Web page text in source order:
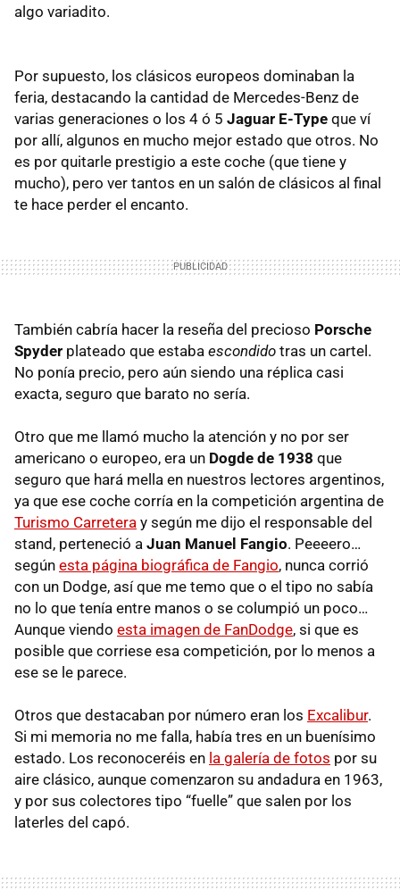
algo variadito.
Por supuesto, los clásicos europeos dominaban la
feria, destacando la cantidad de Mercedes-Benz de
varias generaciones o los 4 ó 5 Jaguar E-Type que ví
por allí, algunos en mucho mejor estado que otros. No
es por quitarle prestigio a este coche (que tiene y
mucho), pero ver tantos en un salón de clásicos al final
te hace perder el encanto.
También cabría hacer la reseña del precioso Porsche
Spyder plateado que estaba escondido tras un cartel.
No ponía precio, pero aún siendo una réplica casi
exacta, seguro que barato no sería.
Otro que me llamó mucho la atención y no por ser
americano o europeo, era un Dogde de 1938 que
seguro que hará mella en nuestros lectores argentinos,
ya que ese coche corría en la competición argentina de
Turismo Carretera y según me dijo el responsable del
stand, perteneció a Juan Manuel Fangio. Peeeero…
según esta página biográfica de Fangio, nunca corrió
con un Dodge, así que me temo que o el tipo no sabía
no lo que tenía entre manos o se columpió un poco…
Aunque viendo esta imagen de FanDodge, si que es
posible que corriese esa competición, por lo menos a
ese se le parece.
Otros que destacaban por número eran los Excalibur.
Si mi memoria no me falla, había tres en un buenísimo
estado. Los reconoceréis en la galería de fotos por su
aire clásico, aunque comenzaron su andadura en 1963,
y por sus colectores tipo “fuelle” que salen por los
laterles del capó.